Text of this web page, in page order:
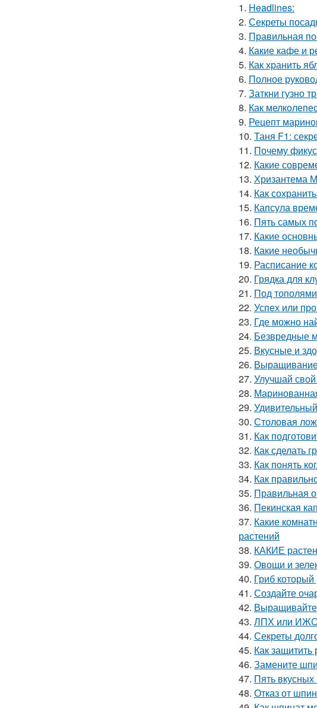
1. Headlines:
2. Секреты
3. Правильная
4. Какие кафе и
5. Как хранить
6. Полное
7. Заткни гузно
8. Как
9. Рецепт
10. Таня F1:
11. Почему
12. Какие
13. Хризантема
14. Как
15. Капсула
16. Пять самых
17. Какие
18. Какие
19. Расписание
20. Грядка для
21. Под
22. Успех или
23. Где можно
24. Безвредные
25. Вкусные и
26. Выращивание
27. Улучшай
28.
29.
30. Столовая
31. Как
32. Как сделать
33. Как понять
34. Как
35. Правильная
36. Пекинская
37. Какие
растений
38. КАКИЕ
39. Овощи и
40. Гриб который
41. Создайте
42.
43. ЛПХ или ИЖС:
44. Секреты
45. Как
46. Замените
47. Пять
48. Отказ от